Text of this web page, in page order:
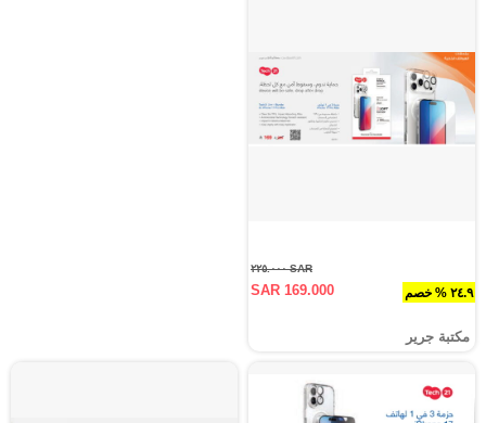
٢٤.٩ % خصم
SAR ٢٢٥.٠٠٠
SAR 169.000
مكتبة جرير